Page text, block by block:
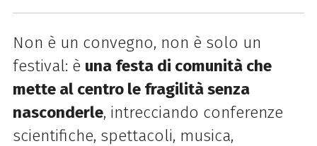
Non è un convegno, non è solo un
festival: è una festa di comunità che
mette al centro le fragilità senza
nasconderle, intrecciando conferenze
scientifiche, spettacoli, musica,